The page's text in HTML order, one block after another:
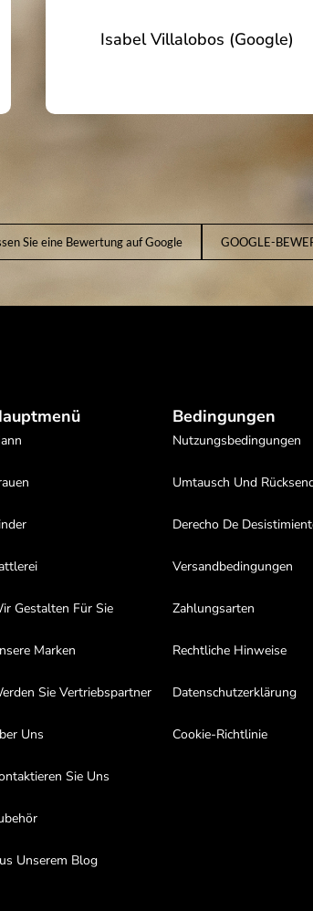
Isabel Villalobos (Google)
Sie eine Bewertung auf Google GOOGLE-
Gestalten Für Sie
Marken
Sie Vertriebspartner
Uns
Sie Uns
Unserem Blog
Bedingungen
Nutzungsbedingungen
Umtausch Und
Derecho De
Versandbedingungen
Zahlungsarten
Rechtliche Hinweise
Datenschutzerklärung
Cookie-Richtlinie